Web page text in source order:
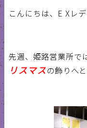
こんにちは、 E X レ
先週、姫路営業所で
リスマスの飾りへと